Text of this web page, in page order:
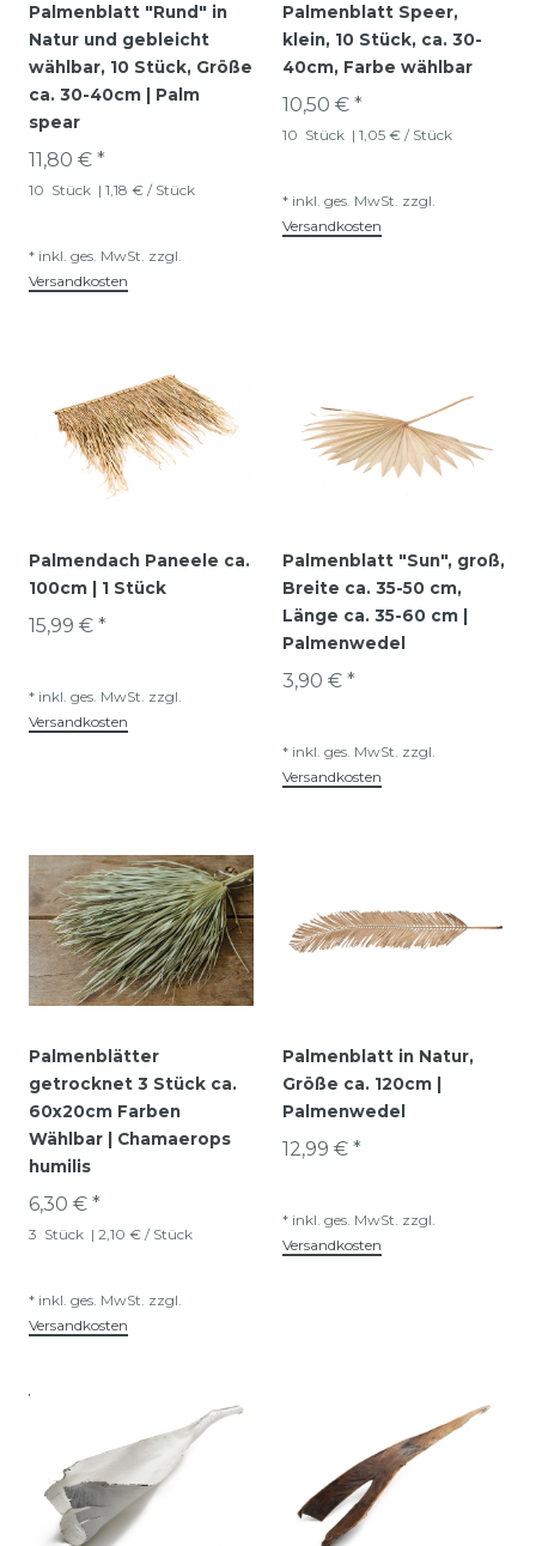
Palmenblatt "Rund" in
Natur und gebleicht
wählbar, 10 Stück, Größe
ca. 30-40cm | Palm
spear
11,80 € *
10 Stück | 1,18 € / Stück
* inkl. ges. MwSt. zzgl.
Versandkosten
Palmenblatt Speer,
klein, 10 Stück, ca. 30-
40cm, Farbe wählbar
10,50 € *
10 Stück | 1,05 € / Stück
* inkl. ges. MwSt. zzgl.
Versandkosten
Palmendach Paneele ca.
100cm | 1 Stück
15,99 € *
* inkl. ges. MwSt. zzgl.
Versandkosten
Palmenblatt "Sun", groß,
Breite ca. 35-50 cm,
Länge ca. 35-60 cm |
Palmenwedel
3,90 € *
* inkl. ges. MwSt. zzgl.
Versandkosten
Palmenblätter
getrocknet 3 Stück ca.
60x20cm Farben
Wählbar | Chamaerops
humilis
6,30 € *
3 Stück | 2,10 € / Stück
* inkl. ges. MwSt. zzgl.
Versandkosten
Palmenblatt in Natur,
Größe ca. 120cm |
Palmenwedel
12,99 € *
* inkl. ges. MwSt. zzgl.
Versandkosten